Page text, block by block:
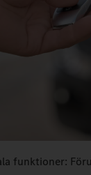
funktioner: